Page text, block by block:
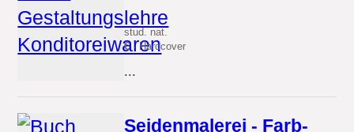
stud. nat.
€· Hardcover
...
Seidenmalerei - Farb-